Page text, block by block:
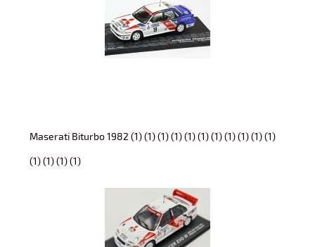
Maserati Biturbo 1982 (1) (1) (1) (1) (1) (1) (1) (1) (1) (1) (1)
(1) (1) (1) (1)